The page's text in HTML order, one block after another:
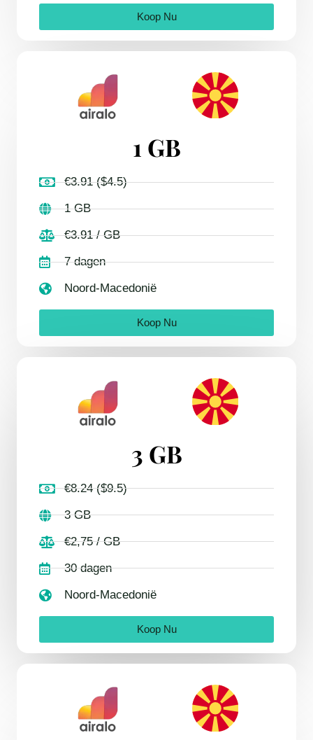
Koop Nu
1 GB
€3.91 ($4.5)
1 GB
€3.91 / GB
7 dagen
Noord-Macedonië
Koop Nu
3 GB
€8.24 ($9.5)
3 GB
€2,75 / GB
30 dagen
Noord-Macedonië
Koop Nu